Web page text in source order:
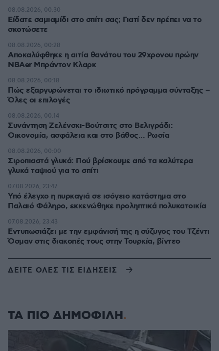
Είδατε σαμιαμίδι στο σπίτι σας; Γιατί δεν πρέπει να το
σκοτώσετε
08.08.2026, 00:30
Αποκαλύφθηκε η αιτία θανάτου του 29χρονου πρώην
NBAer Μπράντον Κλαρκ
08.08.2026, 00:28
Πώς εξαργυρώνεται το ιδιωτικό πρόγραμμα σύνταξης –
Όλες οι επιλογές
08.08.2026, 00:18
Συνάντηση Ζελένσκι-Βούτσιτς στο Βελιγράδι:
Οικονομία, ασφάλεια και στο βάθος... Ρωσία
08.08.2026, 00:14
Σιροπιαστά γλυκά: Πού βρίσκουμε από τα καλύτερα
γλυκά ταψιού για το σπίτι
08.08.2026, 00:00
Υπό έλεγχο η πυρκαγιά σε ισόγειο κατάστημα στο
Παλαιό Φάληρο, εκκενώθηκε προληπτικά πολυκατοικία
07.08.2026, 23:47
Εντυπωσιάζει με την εμφάνισή της η σύζυγος του Τζέντι
Όσμαν στις διακοπές τους στην Τουρκία, βίντεο
07.08.2026, 23:43
ΔΕΙΤΕ ΟΛΕΣ ΤΙΣ ΕΙΔΗΣΕΙΣ
ΤΑ ΠΙΟ ΔΗΜΟΦΙΛΗ